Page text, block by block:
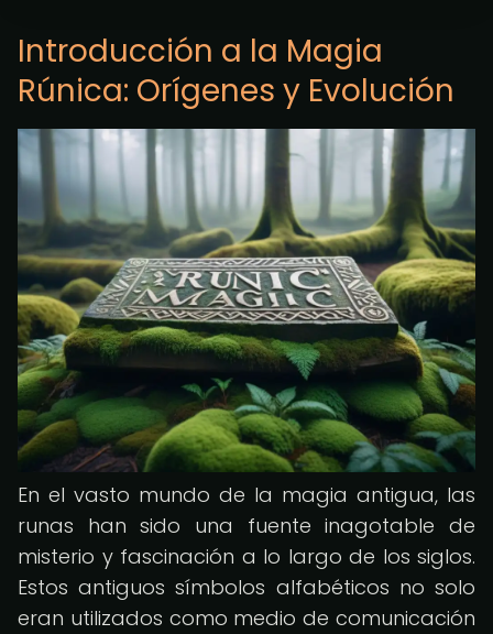
Introducción a la Magia
Rúnica: Orígenes y Evolución
En el vasto mundo de la magia antigua, las
runas han sido una fuente inagotable de
misterio y fascinación a lo largo de los siglos.
Estos antiguos símbolos alfabéticos no solo
eran utilizados como medio de comunicación